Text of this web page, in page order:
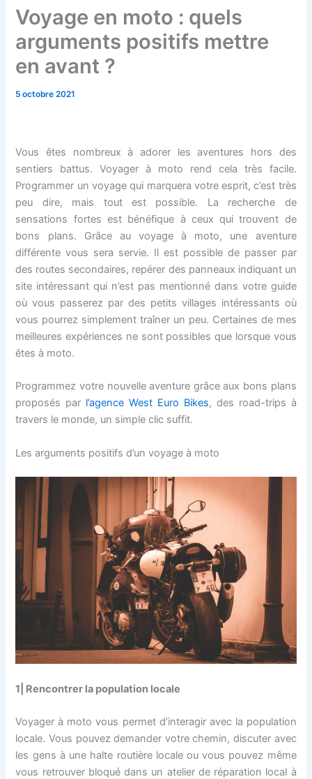
Voyage en moto : quels
arguments positifs mettre
en avant ?
5 octobre 2021
Vous êtes nombreux à adorer les aventures hors des
sentiers battus. Voyager à moto rend cela très facile.
Programmer un voyage qui marquera votre esprit, c’est très
peu dire, mais tout est possible. La recherche de
sensations fortes est bénéfique à ceux qui trouvent de
bons plans. Grâce au voyage à moto, une aventure
différente vous sera servie. Il est possible de passer par
des routes secondaires, repérer des panneaux indiquant un
site intéressant qui n’est pas mentionné dans votre guide
où vous passerez par des petits villages intéressants où
vous pourrez simplement traîner un peu. Certaines de mes
meilleures expériences ne sont possibles que lorsque vous
êtes à moto.
Programmez votre nouvelle aventure grâce aux bons plans
proposés par l’agence West Euro Bikes, des road-trips à
travers le monde, un simple clic suffit.
Les arguments positifs d’un voyage à moto
1| Rencontrer la population locale
Voyager à moto vous permet d’interagir avec la population
locale. Vous pouvez demander votre chemin, discuter avec
les gens à une halte routière locale ou vous pouvez même
vous retrouver bloqué dans un atelier de réparation local à